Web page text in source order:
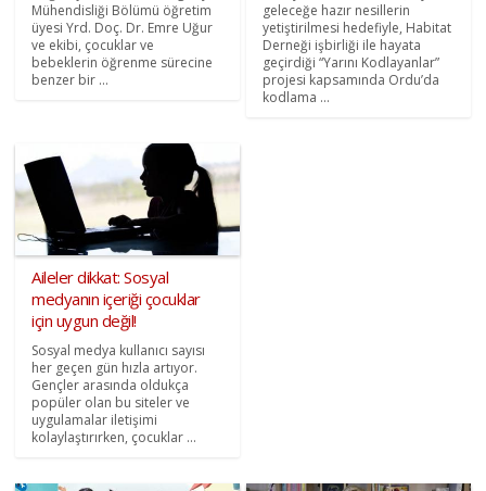
Mühendisliği Bölümü öğretim
üyesi Yrd. Doç. Dr. Emre Uğur
ve ekibi, çocuklar ve
bebeklerin öğrenme sürecine
benzer bir ...
geleceğe hazır nesillerin
yetiştirilmesi hedefiyle, Habitat
Derneği işbirliği ile hayata
geçirdiği “Yarını Kodlayanlar”
projesi kapsamında Ordu’da
kodlama ...
Aileler dikkat: Sosyal
medyanın içeriği çocuklar
için uygun değil!
Sosyal medya kullanıcı sayısı
her geçen gün hızla artıyor.
Gençler arasında oldukça
popüler olan bu siteler ve
uygulamalar iletişimi
kolaylaştırırken, çocuklar ...